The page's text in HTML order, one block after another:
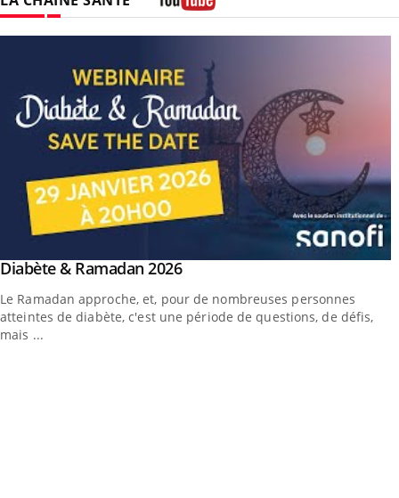
Youtube
Diabète & Ramadan 2026Youtube
Le Ramadan approche, et, pour de nombreuses personnes
atteintes de diabète, c'est une période de questions, de défis,
mais ...